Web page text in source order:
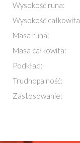
Wysokość runa:
Wysokość
Masa runa:
Masa całkowita:
Podkład:
Trudnopalność:
Zastosowanie: